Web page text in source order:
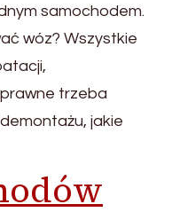
samochodem.
wóz? Wszystkie
trzeba
jakie